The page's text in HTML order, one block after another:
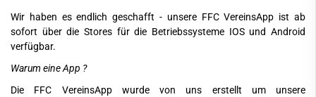
Wir haben es endlich geschafft - unsere FFC VereinsApp ist ab
sofort über die Stores für die Betriebssysteme IOS und Android
verfügbar.
Warum eine App ?
Die FFC VereinsApp wurde von uns erstellt um unsere